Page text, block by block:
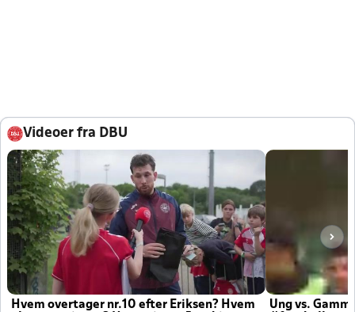
Videoer fra DBU
Hvem overtager nr.10 efter Eriksen? Hvem
Ung vs.